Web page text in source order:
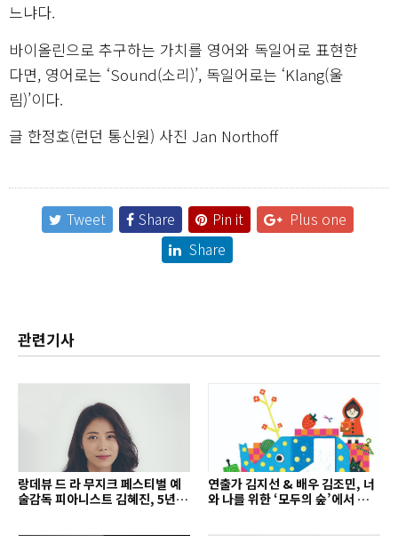
느냐다.
바이올린으로 추구하는 가치를 영어와 독일어로 표현한
다면, 영어로는 ‘Sound(소리)’, 독일어로는 ‘Klang(울
림)’이다.
글 한정호(런던 통신원) 사진 Jan Northoff
Tweet Share Pin it
Plus one
Share
관련기사
랑데뷰 드 라 무지크 페스티벌 예
술감독 피아니스트 김혜진, 5년간
연출가 김지선 & 배우 김조민, 너
와 나를 위한 ‘모두의 숲’에서 만나